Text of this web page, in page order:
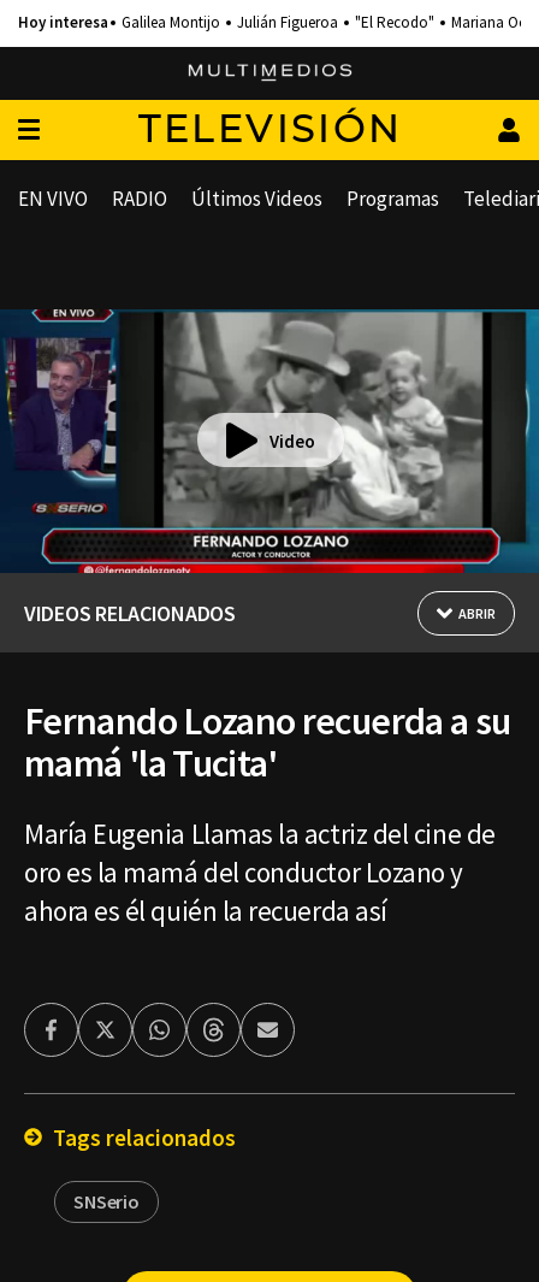
Galilea Montijo Julián Figueroa "El Recodo" Mariana
TELEVISIÓN
EN VIVO RADIO Últimos Videos Programas
Video
VIDEOS RELACIONADOS ABRIR
Fernando Lozano recuerda a su
mamá 'la Tucita'
María Eugenia Llamas la actriz del cine de
oro es la mamá del conductor Lozano y
ahora es él quién la recuerda así
FacebookTwitterWhatsappThreadsEnviar
por
Tags relacionados
SNSerio